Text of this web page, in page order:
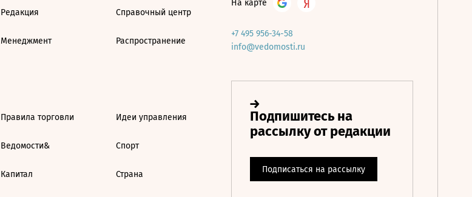
Редакция
Менеджмент
Справочный центр
Распространение
Правила торговли
Ведомости&
Капитал
Идеи управления
Спорт
Страна
На карте
+7 495 956-34-58
info@vedomosti.ru